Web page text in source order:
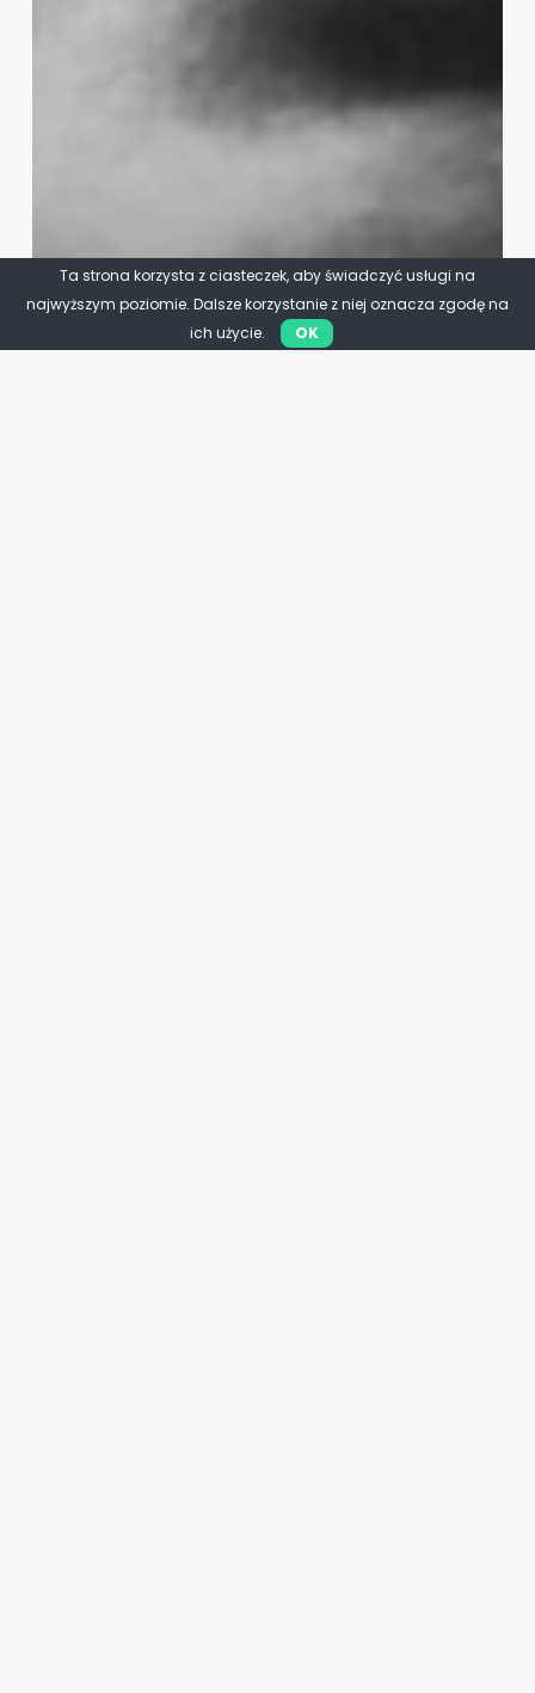
Ta strona korzysta z ciasteczek, aby świadczyć usługi na
najwyższym poziomie. Dalsze korzystanie z niej oznacza zgodę na
ich użycie.
OK